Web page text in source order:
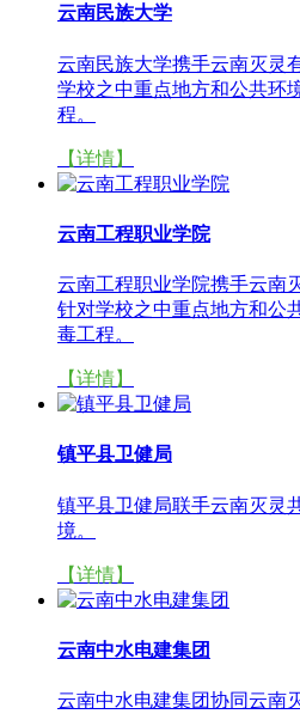
云南民族大学
云南民族大学携手云南灭灵
学校之中重点地方和公共环
程。
【详情】
云南工程职业学院
云南工程职业学院携手云南
针对学校之中重点地方和公
毒工程。
【详情】
镇平县卫健局
镇平县卫健局联手云南灭灵
境。
【详情】
云南中水电建集团
云南中水电建集团协同云南